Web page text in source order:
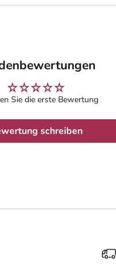
Sie die erste Bewertung
schreiben